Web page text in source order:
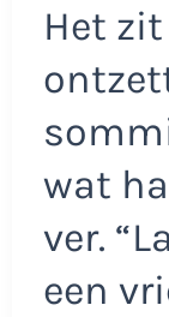
Het
wat
ver.
een